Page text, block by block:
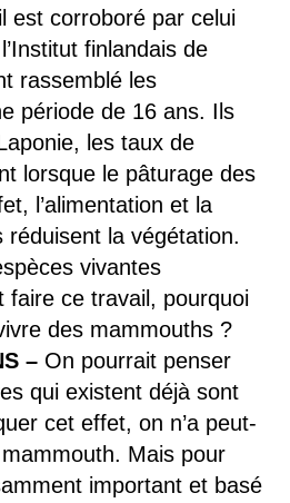
est corroboré par celui
finlandais de
rassemblé les
période de 16 ans. Ils
les taux de
lorsque le pâturage des
l’alimentation et la
réduisent la végétation.
vivantes
faire ce travail, pourquoi
des mammouths ?
–On pourrait penser
qui existent déjà sont
cet effet, on n’a peut-
Mais pour
important et basé